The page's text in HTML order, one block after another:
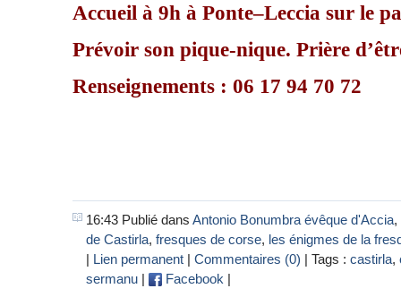
Accueil à 9h à Ponte–Leccia sur le
Prévoir son pique-nique. Prière
Renseignements : 06 17 94 70 72
16:43 Publié dans Antonio Bonumbra évêque d'Accia,
de Castirla, fresques de corse, les énigmes de la
| Lien permanent | Commentaires (0) | Tags : castirla,
sermanu | Facebook |